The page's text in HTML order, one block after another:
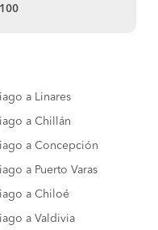
a Linares
a Chillán
a Concepción
a Puerto Varas
a Chiloé
a Valdivia